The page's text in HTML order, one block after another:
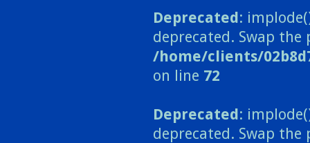
Deprecated:
deprecated. Swap the
/home/clients/
on line 72
Deprecated:
deprecated. Swap the